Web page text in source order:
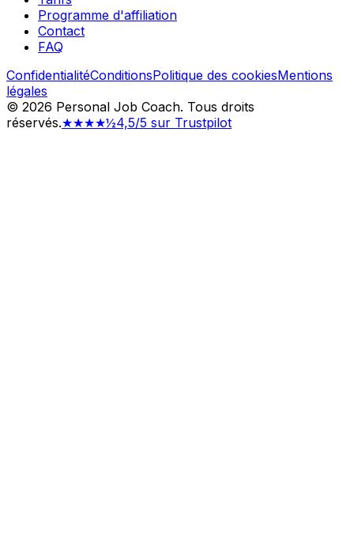
Programme d'affiliation
Contact
FAQ
ConfidentialitéConditionsPolitique des cookiesMentions
légales
© 2026 Personal Job Coach. Tous droits
réservés.★★★★½4,5/5 sur Trustpilot